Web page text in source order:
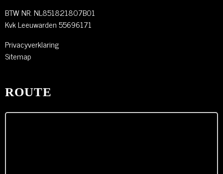
BTW NR. NL851821807B01
Kvk Leeuwarden 55696171
Privacyverklaring
Sitemap
ROUTE